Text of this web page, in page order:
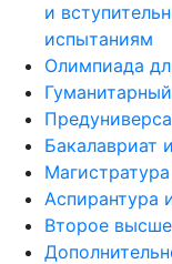
и
испытаниям
Олимпиада
Бакалавриат
Магистратура
Аспирантура
Второе